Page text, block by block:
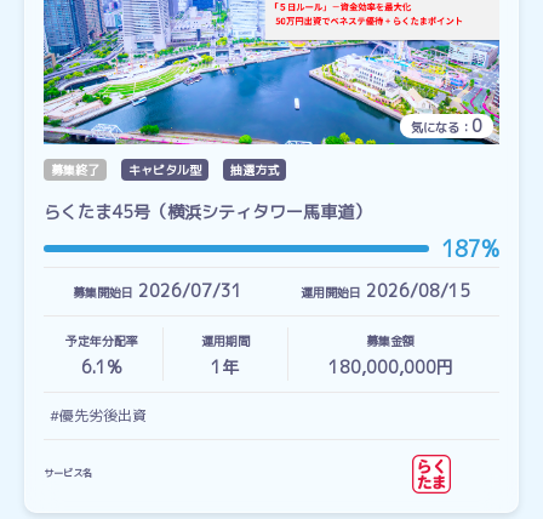
気になる： 0
募集終了 キャピタル型 抽選方式
らくたま45号（横浜シティタワー馬車道）
187%
募集開始日 2026/07/31 運用開始日 2026/08/15
予定年分配率
6.1%
運用期間
1 年
募集金額
180,000,000円
#優先劣後出資
サービス名